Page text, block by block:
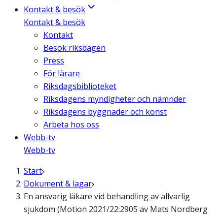
Kontakt & besök
Kontakt & besök
Kontakt
Besök riksdagen
Press
För lärare
Riksdagsbiblioteket
Riksdagens myndigheter och nämnder
Riksdagens byggnader och konst
Arbeta hos oss
Webb-tv
Webb-tv
Start
Dokument & lagar
En ansvarig läkare vid behandling av allvarlig
sjukdom (Motion 2021/22:2905 av Mats Nordberg